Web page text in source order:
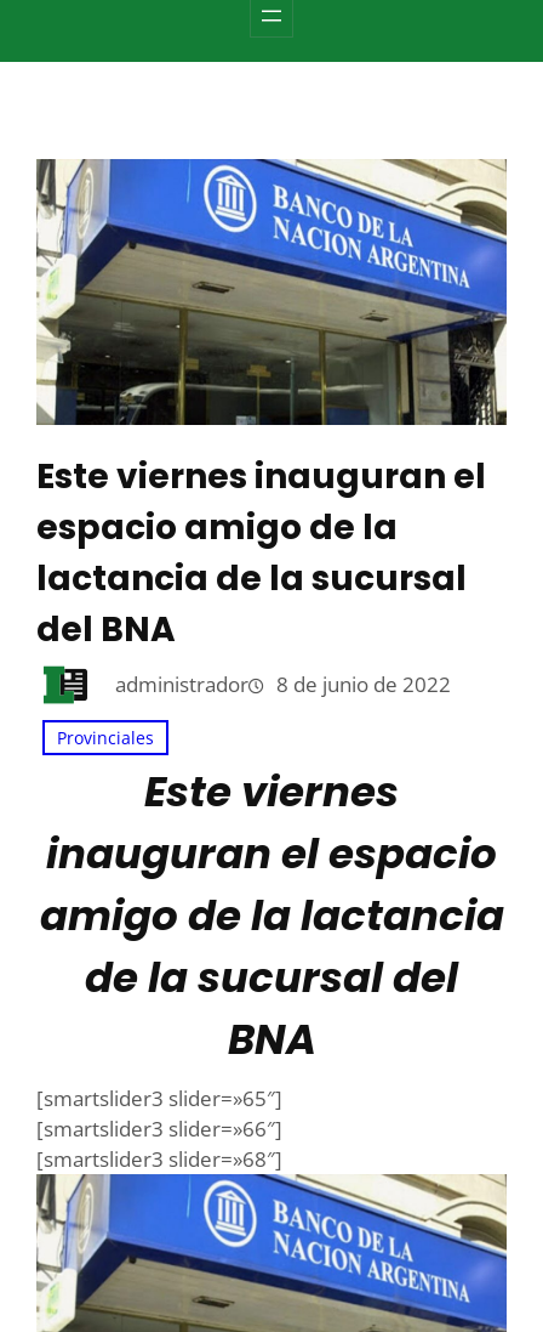
Este viernes inauguran el
espacio amigo de la
lactancia de la sucursal
del BNA
administrador 8 de junio de 2022
Provinciales
Este viernes
inauguran el espacio
amigo de la lactancia
de la sucursal del
BNA
[smartslider3 slider=»65″]
[smartslider3 slider=»66″]
[smartslider3 slider=»68″]